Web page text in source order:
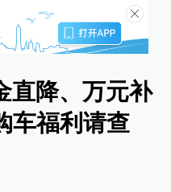
直降、万元补
福利请查